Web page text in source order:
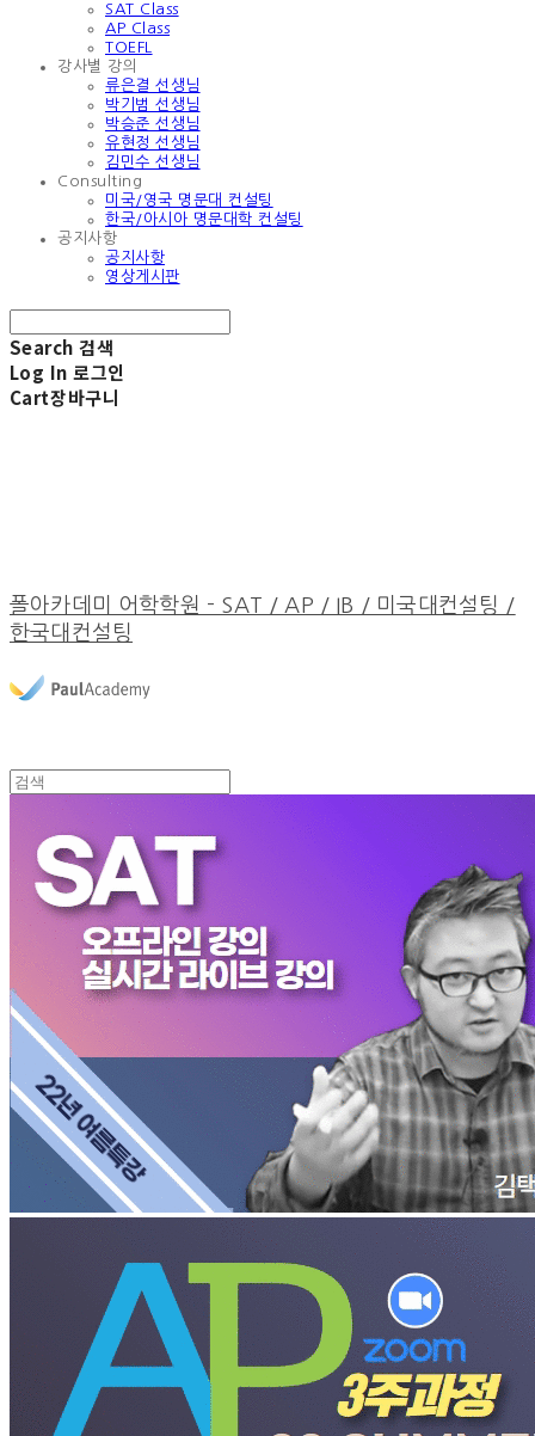
SAT Class
AP Class
TOEFL
강사별 강의
류은결 선생님
박기범 선생님
박승준 선생님
유현정 선생님
김민수 선생님
Consulting
미국/영국 명문대 컨설팅
한국/아시아 명문대학 컨설팅
공지사항
공지사항
영상게시판
Search 검색
Log In 로그인
Cart장바구니
폴아카데미 어학학원 - SAT / AP / IB / 미국대컨설팅 /
한국대컨설팅